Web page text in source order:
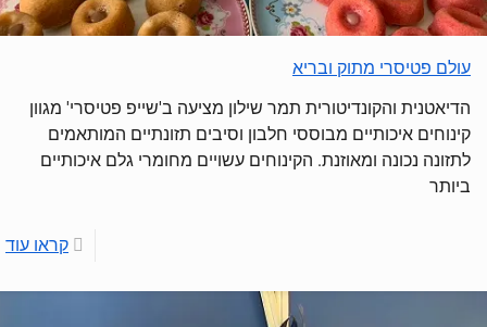
עולם פטיסרי מתוק ובריא
הדיאטנית והקונדיטורית תמר שילון מציעה ב'שייפ פטיסרי' מגוון
קינוחים איכותיים מבוססי חלבון וסיבים תזונתיים המותאמים
לתזונה נכונה ומאוזנת. הקינוחים עשויים מחומרי גלם איכותיים
ביותר
קראו עוד